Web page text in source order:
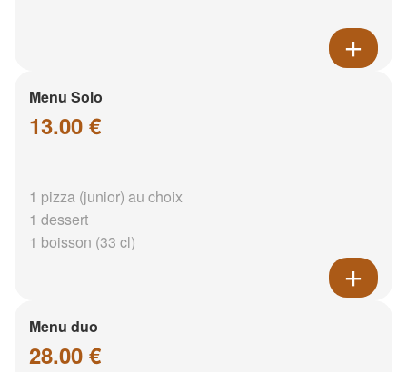
Menu Solo
13.00 €
1 pizza (junior) au choix
1 dessert
1 boisson (33 cl)
Menu duo
28.00 €